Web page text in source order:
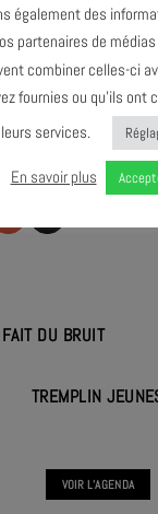
20 places seront
le code : AJMI !
COMMENTER
DU BRUIT
TREMPLIN
VOIR L'AGENDA
également des
partenaires de
combiner celles-ci
fournies ou qu’ils ont
services.
En savoir plus